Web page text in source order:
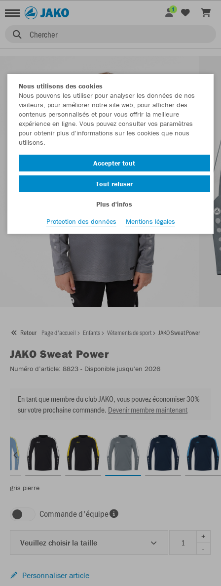
Chercher
1
Retour Page d'accueil Enfants Vêtements de sport JAKO Sweat Power
JAKO Sweat Power
Numéro d’article: 8823 - Disponible jusqu'en 2026
En tant que membre du club JAKO, vous pouvez économiser 30%
sur votre prochaine commande. Devenir membre maintenant
gris pierre
Commande d'équipe
Veuillez choisir la taille
+
-
Personnaliser article
Nous utilisons des cookies
Nous pouvons les utiliser pour analyser les données de nos
visiteurs, pour améliorer notre site web, pour afficher des
contenus personnalisés et pour vous offrir la meilleure
expérience en ligne. Vous pouvez consulter vos paramètres
pour obtenir plus d'informations sur les cookies que nous
utilisons.
Accepter tout
Tout refuser
Plus d'infos
Protection des données
Mentions légales